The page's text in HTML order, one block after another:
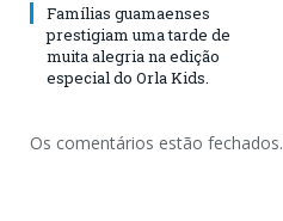
Famílias guamaenses
prestigiam uma tarde de
muita alegria na edição
especial do Orla Kids.
Os comentários estão fechados.